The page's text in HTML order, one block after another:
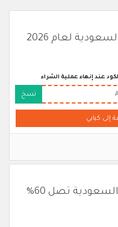
لعام 2026
عند إنهاء عملية الشراء
نسخ
إلى كيابي
تصل 60%